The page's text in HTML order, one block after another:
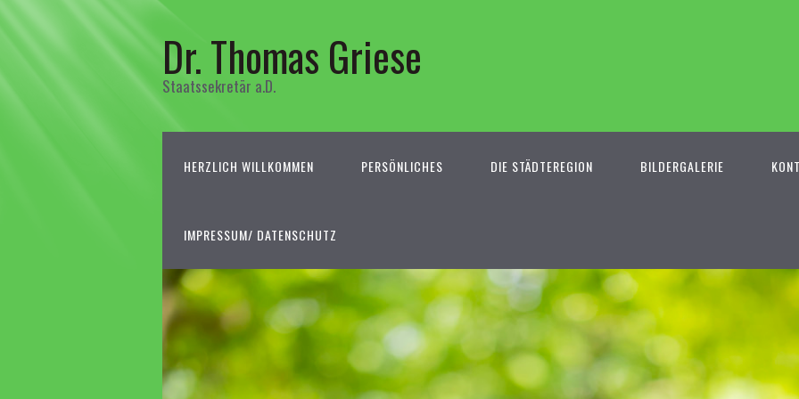
Dr. Thomas Griese
Staatssekretär a.D.
HERZLICH WILLKOMMEN PERSÖNLICHES DIE STÄDTEREGION BILDERGALERIE
IMPRESSUM/ DATENSCHUTZ